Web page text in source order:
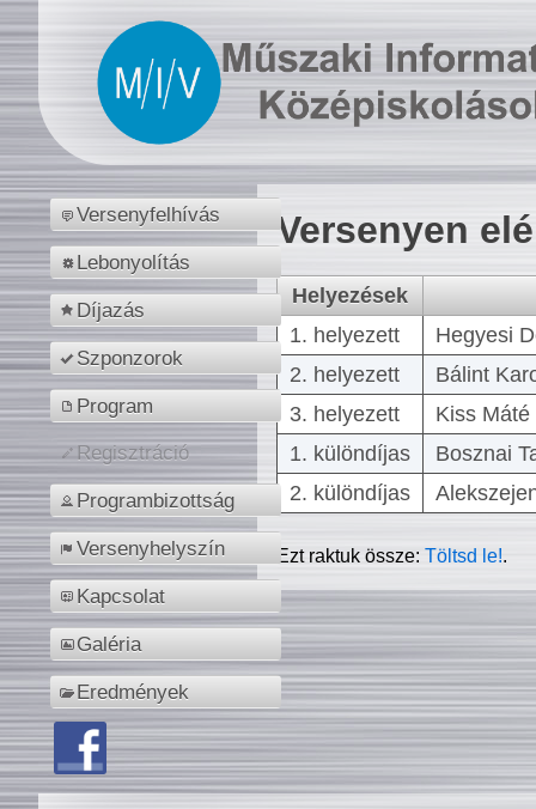
Versenyfelhívás
Lebonyolítás
Díjazás
Szponzorok
Program
Regisztráció
Programbizottság
Versenyhelyszín
Kapcsolat
Galéria
Eredmények
Versenyen
Helyezések
1. helyezett
Hegyesi
2. helyezett
Bálint
3. helyezett
Kiss
1. különdíjas
Bosznai
2. különdíjas
Ezt raktuk össze:Töltsd le!.